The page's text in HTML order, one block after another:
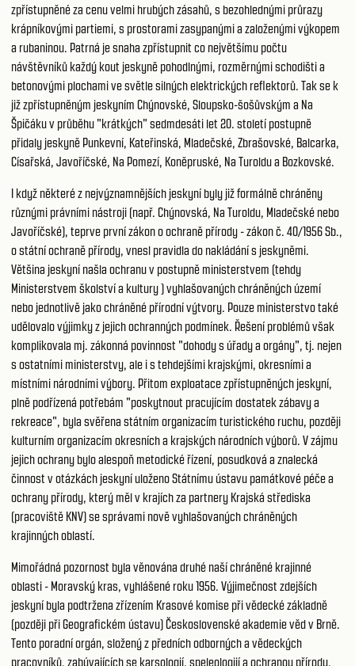
zpřístupněné za cenu velmi hrubých zásahů, s bezohlednými průrazy
krápníkovými partiemi, s prostorami zasypanými a založenými výkopem
a rubaninou. Patrná je snaha zpřístupnit co největšímu počtu
návštěvníků každý kout jeskyně pohodlnými, rozměrnými schodišti a
betonovými plochami ve světle silných elektrických reflektorů. Tak se k
již zpřístupněným jeskyním Chýnovské, Sloupsko-šošůvským a Na
Špičáku v průběhu "krátkých" sedmdesáti let 20. století postupně
přidaly jeskyně Punkevní, Kateřinská, Mladečské, Zbrašovské, Balcarka,
Císařská, Javoříčské, Na Pomezí, Koněpruské, Na Turoldu a Bozkovské.
I když některé z nejvýznamnějších jeskyní byly již formálně chráněny
různými právními nástroji (např. Chýnovská, Na Turoldu, Mladečské nebo
Javoříčské), teprve první zákon o ochraně přírody - zákon č. 40/1956 Sb.,
o státní ochraně přírody, vnesl pravidla do nakládání s jeskyněmi.
Většina jeskyní našla ochranu v postupně ministerstvem (tehdy
Ministerstvem školství a kultury ) vyhlašovaných chráněných území
nebo jednotlivě jako chráněné přírodní výtvory. Pouze ministerstvo také
udělovalo výjimky z jejich ochranných podmínek. Řešení problémů však
komplikovala mj. zákonná povinnost "dohody s úřady a orgány", tj. nejen
s ostatními ministerstvy, ale i s tehdejšími krajskými, okresními a
místními národními výbory. Přitom exploatace zpřístupněných jeskyní,
plně podřízená potřebám "poskytnout pracujícím dostatek zábavy a
rekreace", byla svěřena státním organizacím turistického ruchu, později
kulturním organizacím okresních a krajských národních výborů. V zájmu
jejich ochrany bylo alespoň metodické řízení, posudková a znalecká
činnost v otázkách jeskyní uloženo Státnímu ústavu památkové péče a
ochrany přírody, který měl v krajích za partnery Krajská střediska
(pracoviště KNV) se správami nově vyhlašovaných chráněných
krajinných oblastí.
Mimořádná pozornost byla věnována druhé naší chráněné krajinné
oblasti - Moravský kras, vyhlášené roku 1956. Výjimečnost zdejších
jeskyní byla podtržena zřízením Krasové komise při vědecké základně
(později při Geografickém ústavu) Československé akademie věd v Brně.
Tento poradní orgán, složený z předních odborných a vědeckých
pracovníků, zabývajících se karsologií, speleologiií a ochranou přírody,